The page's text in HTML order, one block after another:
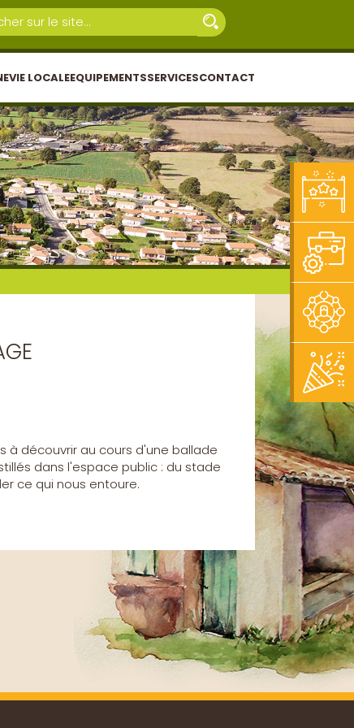
VIE LOCALEEQUIPEMENTSSERVICESCONTACT
à découvrir au cours d'une ballade
dans l'espace public : du stade
ce qui nous entoure.